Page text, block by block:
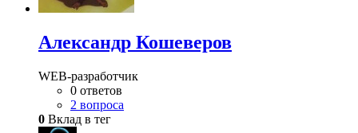
Александр Кошеверов
WEB-разработчик
0 ответов
2 вопроса
0 Вклад в тег